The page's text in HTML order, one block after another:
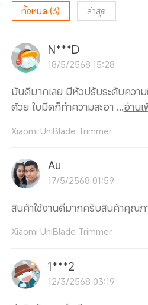
ทั้งหมด (3) ล่าสุด
N***D
18/5/2568 15:28
มันดีมากเลย มีหัวปรับระดับควา
ด้วย ใบมีดก็ทำความสะอา ...อ่าน
Xiaomi UniBlade Trimmer
Au
17/5/2568 01:59
สินค้าใช้งานดีมากครับสินค้าคุณ
Xiaomi UniBlade Trimmer
1***2
12/3/2568 03:19